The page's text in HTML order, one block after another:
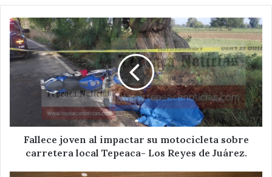
Fallece
joven
al
impactar
su
motocicleta
local
Tepeaca-
Fallece joven al impactar su motocicleta sobre
carretera local Tepeaca- Los Reyes de Juárez.